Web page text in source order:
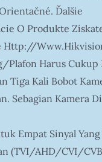
Ďalšie
O Produkte
Http://
plafon Harus Cukup
Tiga Kali Bobot
Sebagian Kamera
Empat Sinyal
(TVI/AHD/CVI/